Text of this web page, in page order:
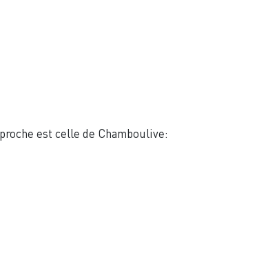
est celle de Chamboulive: